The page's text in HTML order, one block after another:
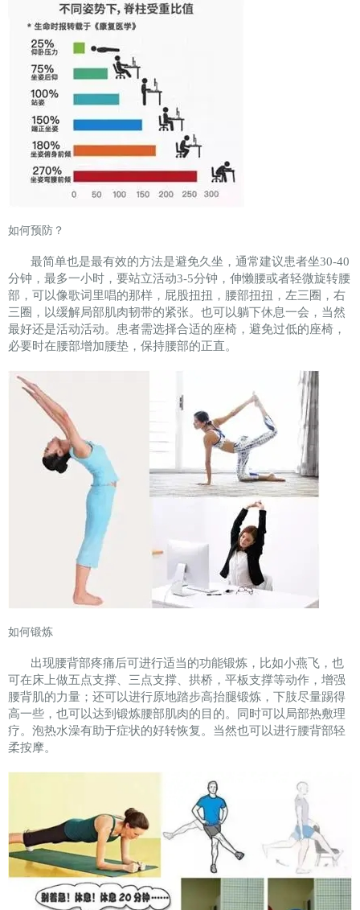
如何预防？
最简单也是最有效的方法是避免久坐，通常建议患者坐30-40
分钟，最多一小时，要站立活动3-5分钟，伸懒腰或者轻微旋转腰
部，可以像歌词里唱的那样，屁股扭扭，腰部扭扭，左三圈，右
三圈，以缓解局部肌肉韧带的紧张。也可以躺下休息一会，当然
最好还是活动活动。患者需选择合适的座椅，避免过低的座椅，
必要时在腰部增加腰垫，保持腰部的正直。
如何锻炼
出现腰背部疼痛后可进行适当的功能锻炼，比如小燕飞，也
可在床上做五点支撑、三点支撑、拱桥，平板支撑等动作，增强
腰背肌的力量；还可以进行原地踏步高抬腿锻炼，下肢尽量踢得
高一些，也可以达到锻炼腰部肌肉的目的。同时可以局部热敷理
疗。泡热水澡有助于症状的好转恢复。当然也可以进行腰背部轻
柔按摩。